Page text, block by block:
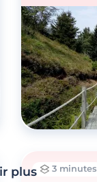
3 minutes
plus